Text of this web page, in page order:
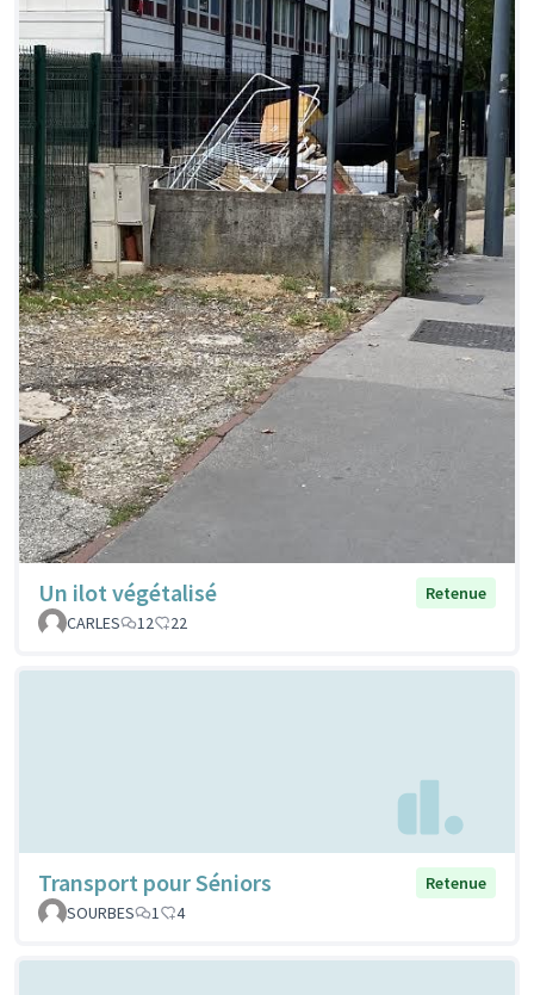
Un ilot végétalisé
Retenue
CARLES
12 22
Transport pour Séniors
Retenue
SOURBES
1 4